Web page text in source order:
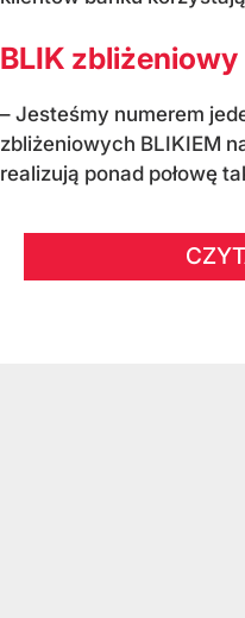
BLIK
– Jesteśmy numerem
zbliżeniowych BLIKIEM
realizują ponad połowę